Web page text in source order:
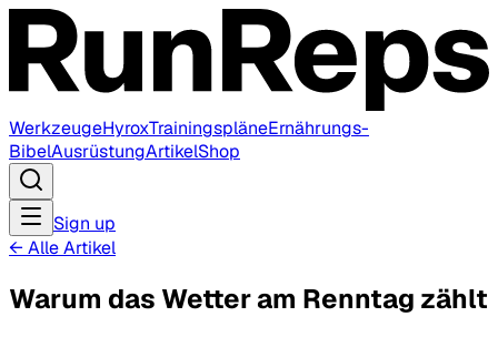
WerkzeugeHyroxTrainingspläneErnährungs-
BibelAusrüstungArtikelShop
Sign up
← Alle Artikel
Warum das Wetter am Renntag zählt